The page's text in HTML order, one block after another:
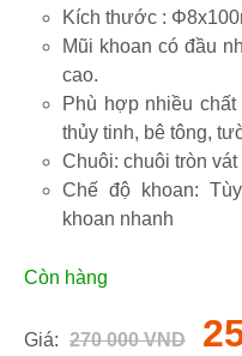
Kích thước :
Mũi khoan có đầu nhọn như ngọn giáo cho độ cứng
cao.
Phù hợp nhiều chất liệu: gạch, gạch men, gốm, sứ,
thủy tinh, bê tông,
Chuôi: chuôi tròn
Chế độ khoan: Tùy vật liệu có thể khoan chậm,
khoan nhanh
Còn hàng
Giá: 270 000 VND